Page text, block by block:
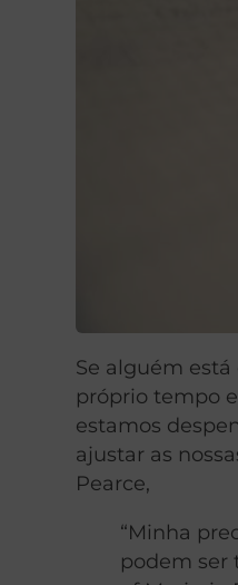
Se alguém
próprio tempo
estamos
ajustar as
Pearce,
“Minha
podem ser